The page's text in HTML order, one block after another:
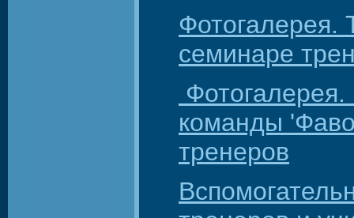
Фотогалерея.
семинаре
Фотогалерея.
команды
тренеров